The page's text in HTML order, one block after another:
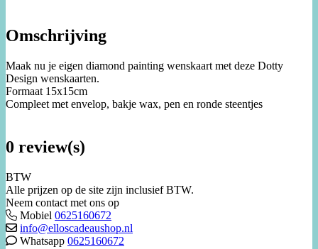
Omschrijving
Maak nu je eigen diamond painting wenskaart met deze Dotty
Design wenskaarten.
Formaat 15x15cm
Compleet met envelop, bakje wax, pen en ronde steentjes
0 review(s)
BTW
Alle prijzen op de site zijn inclusief BTW.
Neem contact met ons op
Mobiel 0625160672
info@elloscadeaushop.nl
Whatsapp 0625160672